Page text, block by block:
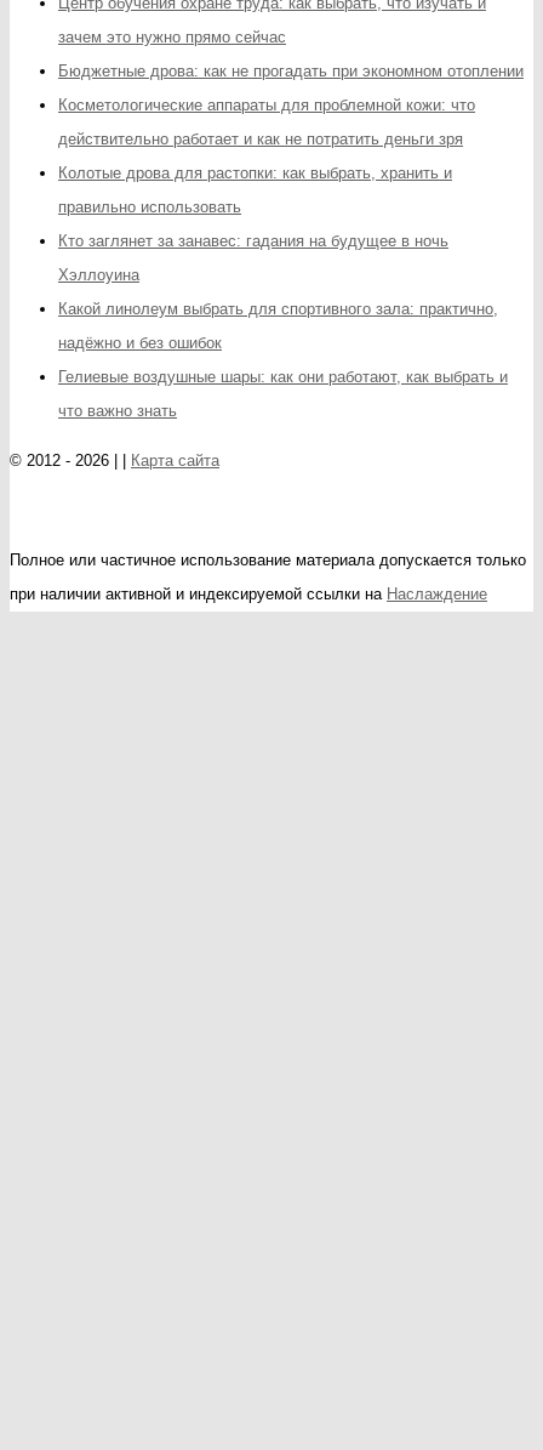
зачем это нужно прямо сейчас
Бюджетные дрова: как не прогадать при экономном отоплении
Косметологические аппараты для проблемной кожи: что
действительно работает и как не потратить деньги зря
Колотые дрова для растопки: как выбрать, хранить и
правильно использовать
Кто заглянет за занавес: гадания на будущее в ночь
Хэллоуина
Какой линолеум выбрать для спортивного зала: практично,
надёжно и без ошибок
Гелиевые воздушные шары: как они работают, как выбрать и
что важно знать
© 2012 - 2026 | | Карта сайта
Полное или частичное использование материала допускается только
при наличии активной и индексируемой ссылки на Наслаждение